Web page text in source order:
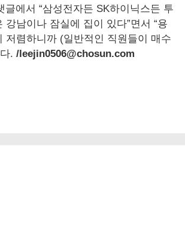
글에서 “삼성전자든 SK하이닉스든 투
강남이나 잠실에 집이 있다”면서 “용
저렴하니까 (일반적인 직원들이 매수
. /leejin0506@chosun.com